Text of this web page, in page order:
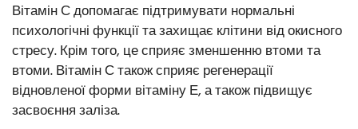
Вітамін С допомагає підтримувати нормальні
психологічні функції та захищає клітини від окисного
стресу. Крім того, це сприяє зменшенню втоми та
втоми. Вітамін С також сприяє регенерації
відновленої форми вітаміну Е, а також підвищує
засвоєння заліза.